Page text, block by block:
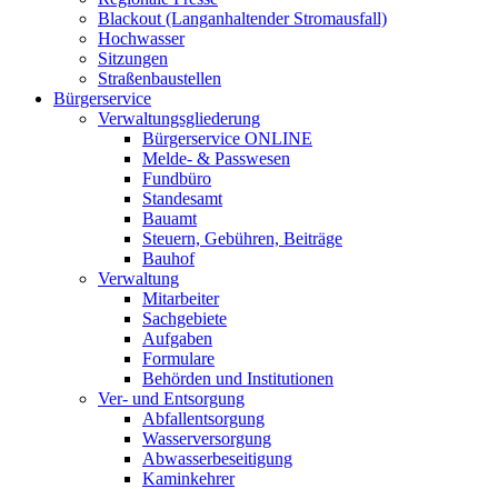
Blackout (Langanhaltender Stromausfall)
Hochwasser
Sitzungen
Straßenbaustellen
Bürgerservice
Verwaltungsgliederung
Bürgerservice ONLINE
Melde- & Passwesen
Fundbüro
Standesamt
Bauamt
Steuern, Gebühren, Beiträge
Bauhof
Verwaltung
Mitarbeiter
Sachgebiete
Aufgaben
Formulare
Behörden und Institutionen
Ver- und Entsorgung
Abfallentsorgung
Wasserversorgung
Abwasserbeseitigung
Kaminkehrer